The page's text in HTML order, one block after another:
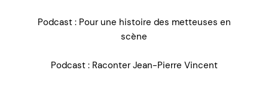
Podcast : Pour une histoire des metteuses en
scène
Podcast : Raconter Jean-Pierre Vincent